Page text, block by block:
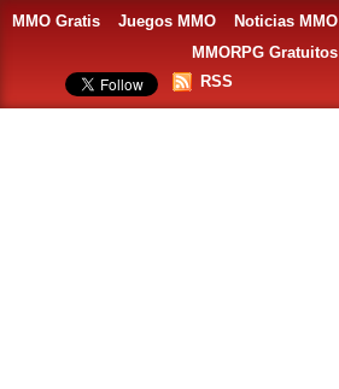
MMO Gratis Juegos MMO Noticias MMO
MMORPG Gratuitos
RSS